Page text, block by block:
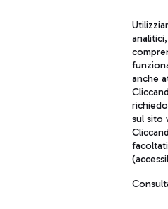
Aeroporti di Roma S.p.A. -
Codice fiscale e Registro
Capitale sociale
Sede legale: Via Pier Paolo
anche
sul sito